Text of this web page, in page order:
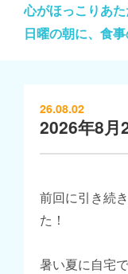
心がほっこりあ
日曜の朝に、食
26.08.02
2026年8月
前回に引き続
た！
暑い夏に自宅